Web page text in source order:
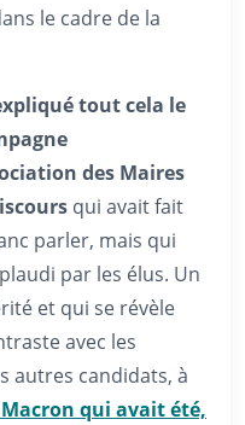
le cadre de la
tout cela le
des Maires
qui avait fait
parler, mais qui
par les élus. Un
et qui se révèle
avec les
autres candidats, à
qui avait été,